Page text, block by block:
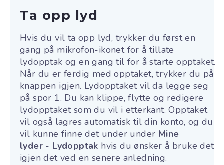
Ta opp lyd
Hvis du vil ta opp lyd, trykker du først en
gang på mikrofon-ikonet for å tillate
lydopptak og en gang til for å starte opptaket.
Når du er ferdig med opptaket, trykker du på
knappen igjen. Lydopptaket vil da legge seg
på spor 1. Du kan klippe, flytte og redigere
lydopptaket som du vil i etterkant. Opptaket
vil også lagres automatisk til din konto, og du
vil kunne finne det under under Mine
lyder - Lydopptak hvis du ønsker å bruke det
igjen det ved en senere anledning.